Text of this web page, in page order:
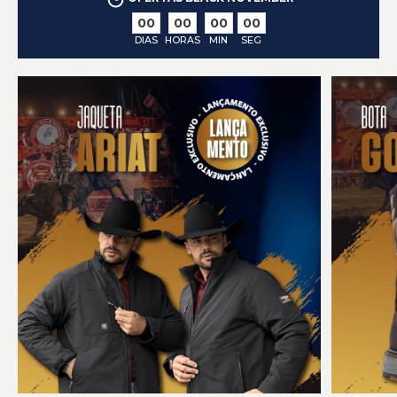
00
DIAS
00
HORAS
00
MIN
00
SEG